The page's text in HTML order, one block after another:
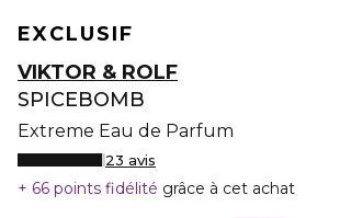
EXCLUSIF
VIKTOR & ROLF
SPICEBOMB
Extreme Eau de Parfum
23 avis
66 points fidélité grâce à cet achat